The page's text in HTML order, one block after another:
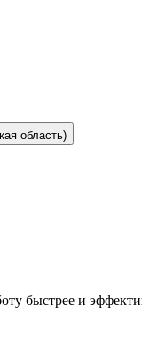
область)
быстрее и